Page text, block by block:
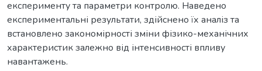
експерименту та параметри контролю. Наведено
експериментальні результати, здійснено їх аналіз та
встановлено закономірності зміни фізико-механічних
характеристик залежно від інтенсивності впливу
навантажень.